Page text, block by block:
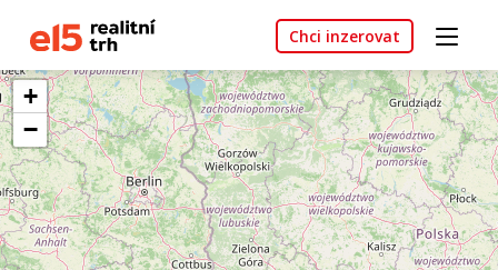
Chci inzerovat
+
−